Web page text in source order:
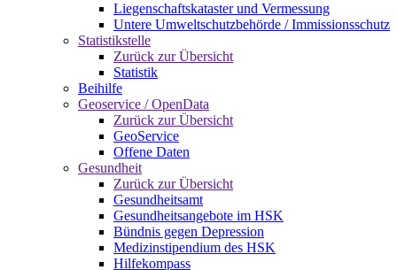
Liegenschaftskataster und Vermessung
Untere Umweltschutzbehörde / Immissionsschutz
Statistikstelle
Zurück zur Übersicht
Statistik
Beihilfe
Geoservice / OpenData
Zurück zur Übersicht
GeoService
Offene Daten
Gesundheit
Zurück zur Übersicht
Gesundheitsamt
Gesundheitsangebote im HSK
Bündnis gegen Depression
Medizinstipendium des HSK
Hilfekompass